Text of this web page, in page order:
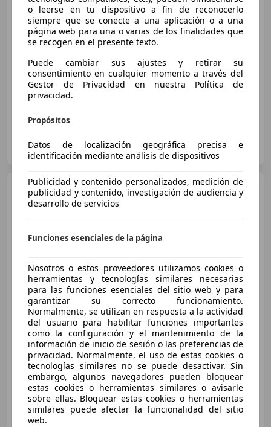
€ 37.000
Precio
09/2020 96.522 km Diésel 210 kW (286 CV)
ES-28043 MADRID
Audi A6Avant 50 TFSIe S line
quattro-ultra S tronic
€ 43.900
Sin comparación
01/2022 57.000 km
Electro/Gasolina
220 kW (299 CV)
o leerse en tu dispositivo a fin de reconocerlo
siempre que se conecte a una aplicación o a una
página web para una o varias de los finalidades que
se recogen en el presente texto.
Puede cambiar sus ajustes y retirar su
consentimiento en cualquier momento a través del
Gestor de Privacidad en nuestra Política de
privacidad.
Propósitos
Datos de localización geográfica precisa e
identificación mediante análisis de dispositivos
Publicidad y contenido personalizados, medición de
publicidad y contenido, investigación de audiencia y
desarrollo de servicios
Funciones esenciales de la página
Nosotros o estos proveedores utilizamos cookies o
herramientas y tecnologías similares necesarias
para las funciones esenciales del sitio web y para
garantizar su correcto funcionamiento.
Normalmente, se utilizan en respuesta a la actividad
del usuario para habilitar funciones importantes
como la configuración y el mantenimiento de la
información de inicio de sesión o las preferencias de
privacidad. Normalmente, el uso de estas cookies o
tecnologías similares no se puede desactivar. Sin
embargo, algunos navegadores pueden bloquear
estas cookies o herramientas similares o avisarle
sobre ellas. Bloquear estas cookies o herramientas
similares puede afectar la funcionalidad del sitio
web.